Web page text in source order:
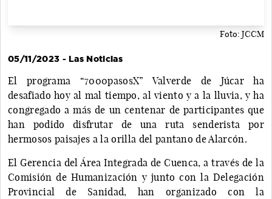
Foto: JCCM
05/11/2023 - Las Noticias
El programa “7000pasosX” Valverde de Júcar ha
desafiado hoy al mal tiempo, al viento y a la lluvia, y ha
congregado a más de un centenar de participantes que
han podido disfrutar de una ruta senderista por
hermosos paisajes a la orilla del pantano de Alarcón.
El Gerencia del Área Integrada de Cuenca, a través de la
Comisión de Humanización y junto con la Delegación
Provincial de Sanidad, han organizado con la